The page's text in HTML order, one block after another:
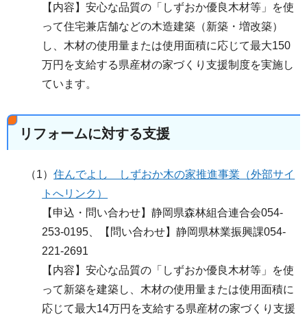
【内容】安心な品質の「しずおか優良木材等」を使
って住宅兼店舗などの木造建築（新築・増改築）
し、木材の使用量または使用面積に応じて最大150
万円を支給する県産材の家づくり支援制度を実施し
ています。
リフォームに対する支援
（1）住んでよし しずおか木の家推進事業（外部サイ
トへリンク）
【申込・問い合わせ】静岡県森林組合連合会054-
253-0195、【問い合わせ】静岡県林業振興課054-
221-2691
【内容】安心な品質の「しずおか優良木材等」を使
って新築を建築し、木材の使用量または使用面積に
応じて最大14万円を支給する県産材の家づくり支援